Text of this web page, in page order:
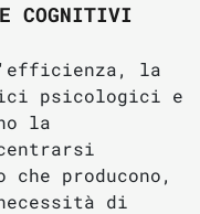
COGNITIVI
la
psicologici e
la
che producono,
di